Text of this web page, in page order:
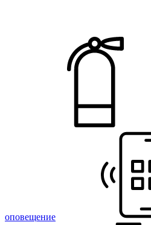
оповещение